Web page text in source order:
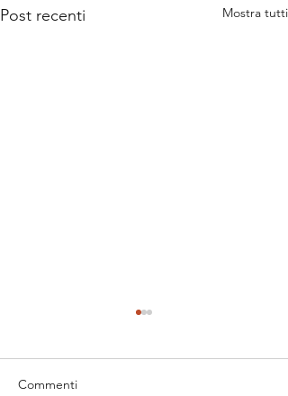
Post recenti Mostra tutti
Commenti